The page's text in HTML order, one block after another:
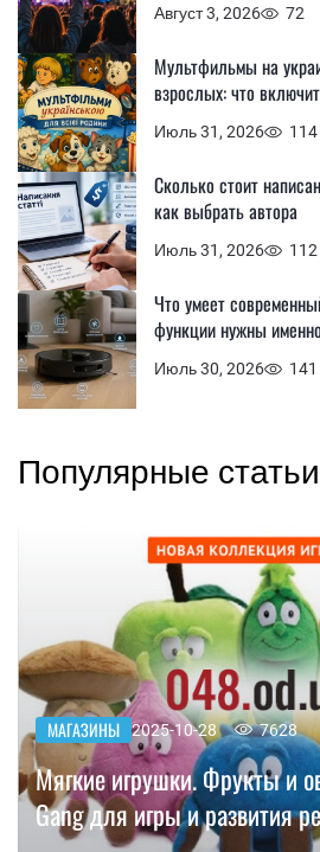
Август 3, 2026 72
Июль 31, 2026 114
Мультфильмы на
взрослых: что
Июль 31, 2026 112
Сколько стоит
как выбрать автора
Июль 30, 2026 141
Что умеет
функции нужны
Популярные статьи
МАГАЗИНЫ 2025-10-28 7628
Мягкие игрушки. Фрукты и
Gang для игры и развития